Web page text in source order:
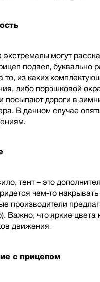
могут
подвел, буквально
то, из каких
либо порошковой
посыпают дороги в
В данном случае
тент – это
чем-то
производители
Важно, что яркие цвета
движения.
с прицепом